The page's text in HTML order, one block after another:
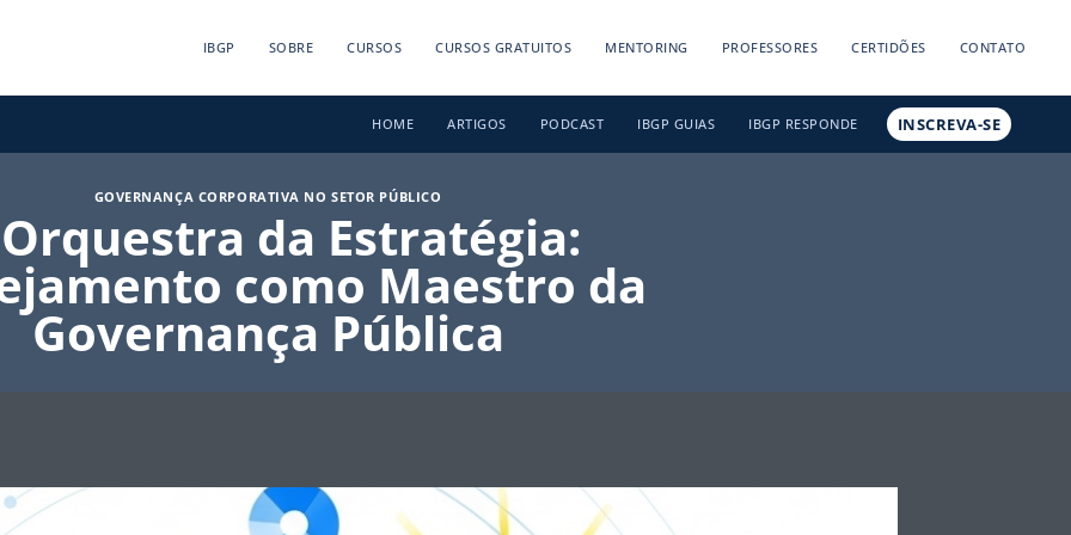
IBGP SOBRE CURSOS CURSOS GRATUITOS MENTORING PROFESSORES CERTIDÕES CONTATO
HOME ARTIGOS PODCAST IBGP GUIAS IBGP RESPONDE INSCREVA-SE
GOVERNANÇA CORPORATIVA NO SETOR PÚBLICO
da Estratégia:
como Maestro da
Governança Pública